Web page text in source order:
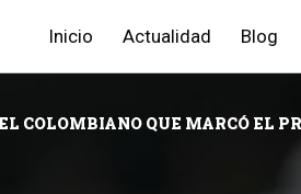
Inicio Actualidad Blog
COLOMBIANO QUE MARCÓ EL